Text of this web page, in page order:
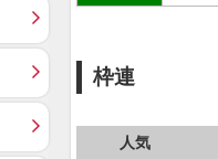
枠連
人気